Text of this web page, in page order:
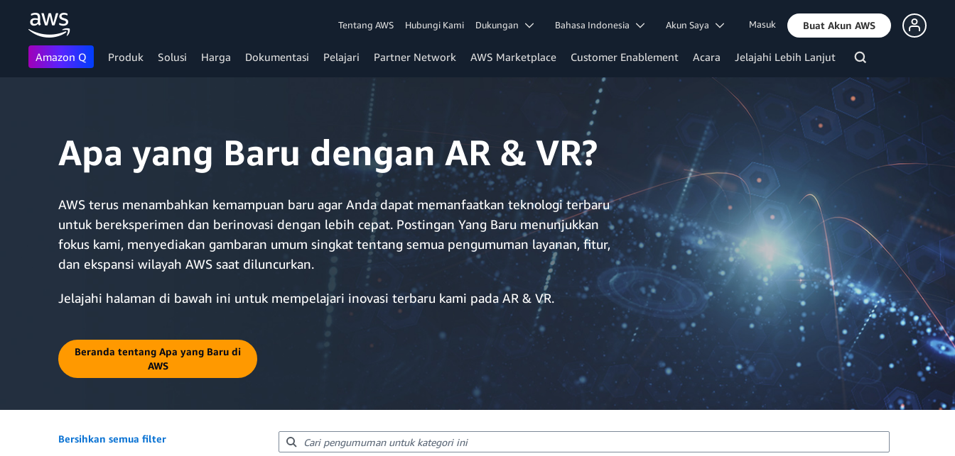
Tentang AWS Hubungi Kami Dukungan Bahasa Indonesia Akun Saya Masuk Buat Akun AWS
Amazon Q Produk Solusi Harga Dokumentasi Pelajari Partner Network AWS Marketplace Customer Enablement Acara Jelajahi Lebih Lanjut
Apa yang Baru dengan AR & VR?
AWS terus menambahkan kemampuan baru agar Anda dapat memanfaatkan teknologi terbaru
untuk bereksperimen dan berinovasi dengan lebih cepat. Postingan Yang Baru menunjukkan
fokus kami, menyediakan gambaran umum singkat tentang semua pengumuman layanan, fitur,
dan ekspansi wilayah AWS saat diluncurkan.
Jelajahi halaman di bawah ini untuk mempelajari inovasi terbaru kami pada AR & VR.
Beranda tentang Apa yang Baru di
AWS
Bersihkan semua filter